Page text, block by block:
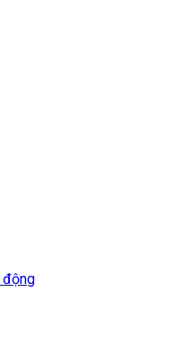
động